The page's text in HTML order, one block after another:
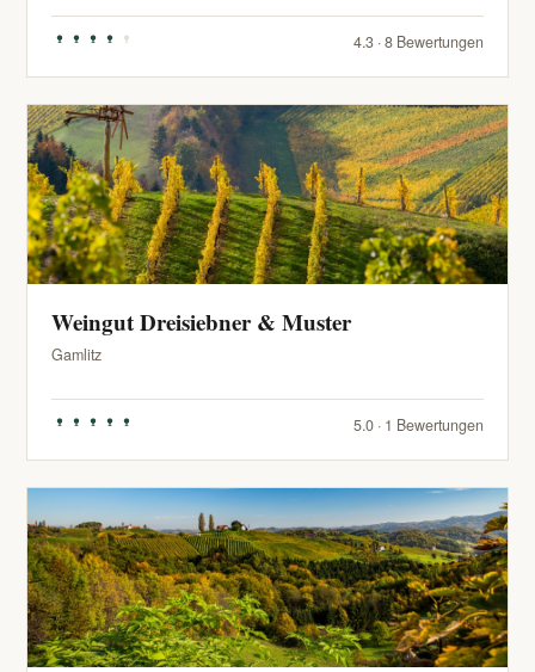
4.3 · 8 Bewertungen
Weingut Dreisiebner & Muster
Gamlitz
5.0 · 1 Bewertungen